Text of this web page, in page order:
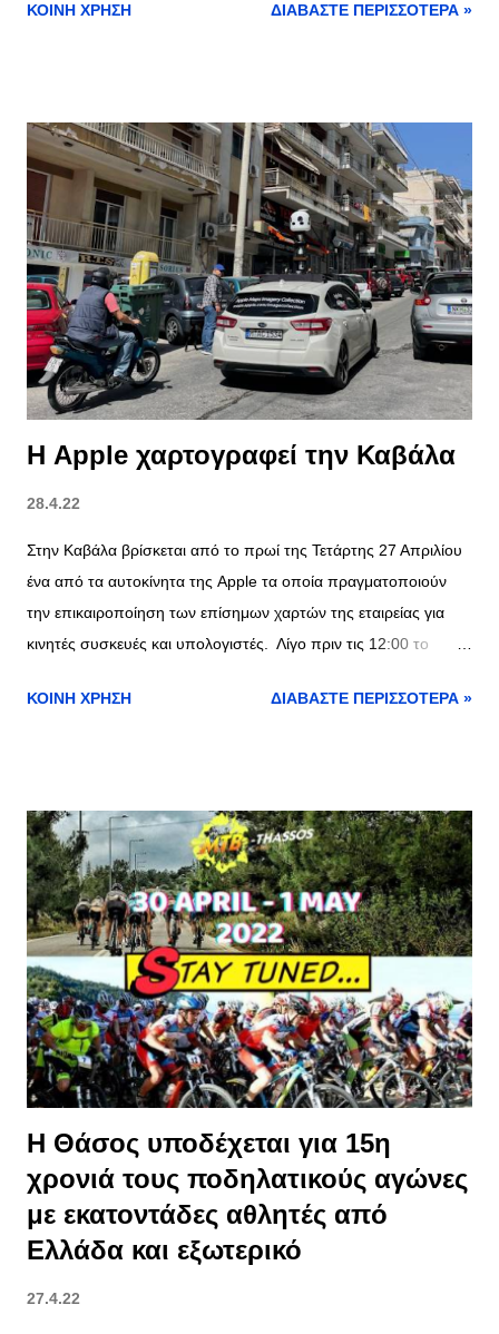
Ιταλίας και ανθρώπους πραγματικά φιλόξενους. «Για πολλούς
σταματήσει. Κυκλοφορούν ως και χάρτες της Ιταλίας με μία
μαύρη τρύπα στη θέση του Μολίζε! Και όμως υπάρχει! Και το
είδαμε με τα μάτια μας!» λέει σε σχετική ανακοίνωση το σχολείο.
Αναλυτικά: «Ε, λοιπόν αυτό το Μολίζε και τα υπέροχα χωριά
του εμείς το είδαμε! Στις 26 Μαρτίου ως 2 Απριλίου στα πλαίσια
του προγράμματος Erasmus + “ Developing ICT and social
skills by cinema” εννέα μαθητές του σχολείου μας, του ΓΕΛ
Νέας Περάμου και τρείς καθηγητές ταξιδέψαμε στη περιοχή
αυτή ύστερα από...
ΚΟΙΝΉ ΧΡΉΣΗ ΔΙΑΒΆΣΤΕ ΠΕΡΙΣΣΌΤΕΡΑ »
Η Apple χαρτογραφεί την Καβάλα
28.4.22
Στην Καβάλα βρίσκεται από το πρωί της Τετάρτης 27 Απριλίου
ένα από τα αυτοκίνητα της Apple τα οποία πραγματοποιούν
την επικαιροποίηση των επίσημων χαρτών της εταιρείας για
κινητές συσκευές και υπολογιστές. Λίγο πριν τις 12:00 το
από την οδό Ομονοίας. Η ίδια διαδικασία γίνεται εδώ και μήνες
ΚΟΙΝΉ ΧΡΉΣΗ ΔΙΑΒΆΣΤΕ ΠΕΡΙΣΣΌΤΕΡΑ »
Η Θάσος υποδέχεται για 15η
χρονιά τους ποδηλατικούς αγώνες
με εκατοντάδες αθλητές από
Ελλάδα και εξωτερικό
27.4.22